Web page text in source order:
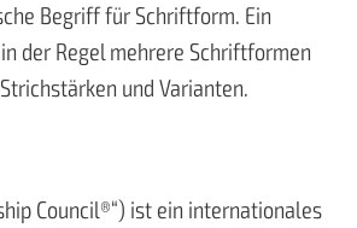
Begriff für Schriftform. Ein
der Regel mehrere Schriftformen
und Varianten.
Council®“) ist ein internationales